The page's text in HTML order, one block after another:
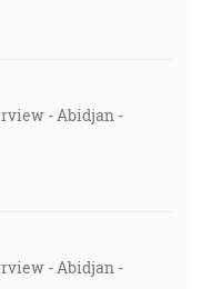
- Abidjan -
- Abidjan -